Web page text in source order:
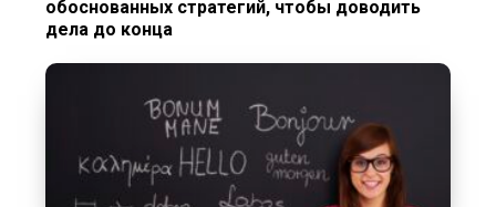
обоснованных стратегий, чтобы доводить
дела до конца